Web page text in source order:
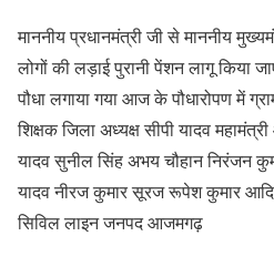
माननीय प्रधानमंत्री जी से माननीय
लोगों की लड़ाई पुरानी पेंशन लागू किया
पौधा लगाया गया आज के पौधारोपण में
शिक्षक जिला अध्यक्ष सीपी यादव
यादव सुनील सिंह अभय चौहान निरंजन
यादव नीरज कुमार सूरज रूपेश कुमार आदि
सिविल लाइन जनपद आजमगढ़